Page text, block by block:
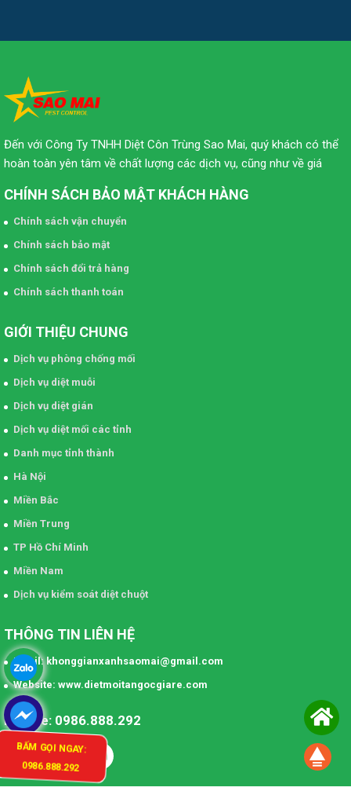
Đến với Công Ty TNHH Diệt Côn Trùng Sao Mai, quý khách có thể
hoàn toàn yên tâm về chất lượng các dịch vụ, cũng như về giá
CHÍNH SÁCH BẢO MẬT KHÁCH HÀNG
Chính sách vận chuyển
Chính sách bảo mật
Chính sách đổi trả hàng
Chính sách thanh toán
GIỚI THIỆU CHUNG
Dịch vụ phòng chống mối
Dịch vụ diệt muỗi
Dịch vụ diệt gián
Dịch vụ diệt mối các tỉnh
Danh mục tỉnh thành
Hà Nội
Miền Bắc
Miền Trung
TP Hồ Chí Minh
Miền Nam
Dịch vụ kiểm soát diệt chuột
THÔNG TIN LIÊN HỆ
Email: khonggianxanhsaomai@gmail.com
Website: www.dietmoitangocgiare.com
Hotline: 0986.888.292
BẤM GỌI NGAY:
0986.888.292